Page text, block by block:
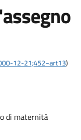
12-21;452~art13)
di maternità